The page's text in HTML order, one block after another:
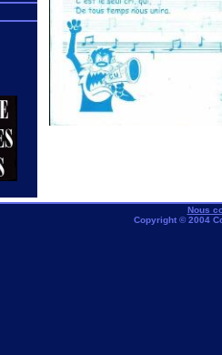
Nous
Copyright © 2004